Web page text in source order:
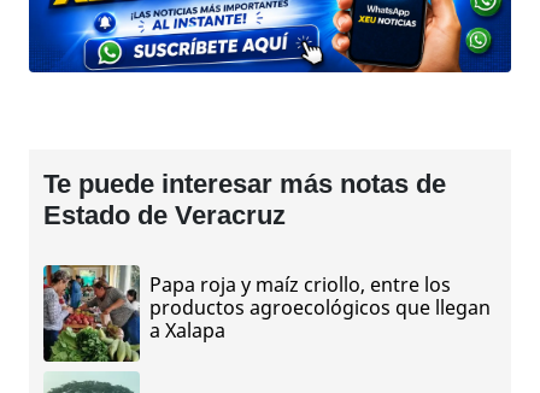
Te puede interesar más notas de
Estado de Veracruz
Papa roja y maíz criollo, entre los
productos agroecológicos que llegan
a Xalapa